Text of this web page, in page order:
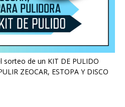
de un KIT DE PULIDO
ZEOCAR, ESTOPA Y DISCO